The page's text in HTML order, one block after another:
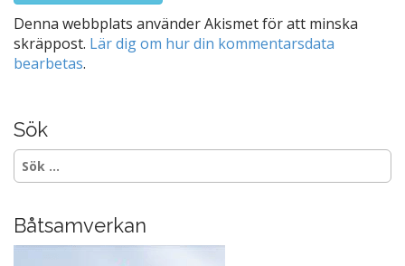
Denna webbplats använder Akismet för att minska
skräppost. Lär dig om hur din kommentarsdata
bearbetas.
Sök
Sök
efter:
Båtsamverkan